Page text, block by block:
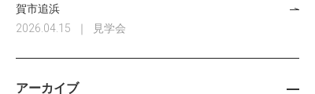
賀市追浜
2026.04.15
見学会
アーカイブ